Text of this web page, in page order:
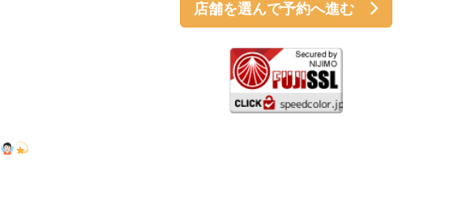
店舗を選んで予約へ進む